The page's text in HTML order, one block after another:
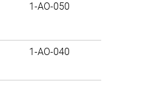
1-AO-050
1-AO-040